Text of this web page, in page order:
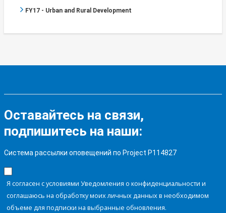
FY17 - Urban and Rural Development
Оставайтесь на связи,
подпишитесь на наши:
Система рассылки оповещений по Project P114827
Я согласен с условиями Уведомления о конфиденциальности и
соглашаюсь на обработку моих личных данных в необходимом
объеме для подписки на выбранные обновления.